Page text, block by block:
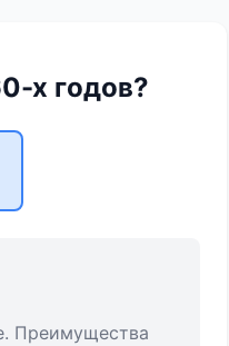
х годов?
Преимущества